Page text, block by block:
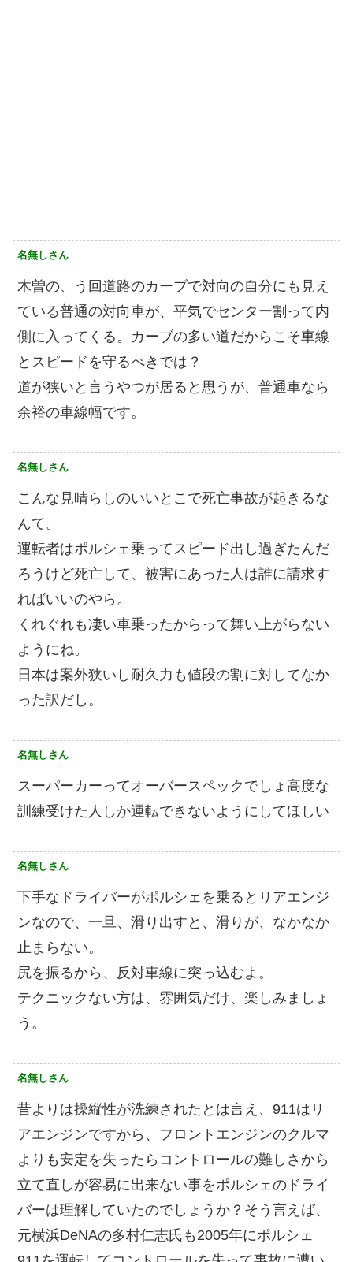
名無しさん
木曽の、う回道路のカーブで対向の自分にも見え
ている普通の対向車が、平気でセンター割って内
側に入ってくる。カーブの多い道だからこそ車線
とスピードを守るべきでは？
道が狭いと言うやつが居ると思うが、普通車なら
余裕の車線幅です。
名無しさん
こんな見晴らしのいいとこで死亡事故が起きるな
んて。
運転者はポルシェ乗ってスピード出し過ぎたんだ
ろうけど死亡して、被害にあった人は誰に請求す
ればいいのやら。
くれぐれも凄い車乗ったからって舞い上がらない
ようにね。
日本は案外狭いし耐久力も値段の割に対してなか
った訳だし。
名無しさん
スーパーカーってオーバースペックでしょ高度な
訓練受けた人しか運転できないようにしてほしい
名無しさん
下手なドライバーがポルシェを乗るとリアエンジ
ンなので、一旦、滑り出すと、滑りが、なかなか
止まらない。
尻を振るから、反対車線に突っ込むよ。
テクニックない方は、雰囲気だけ、楽しみましょ
う。
名無しさん
昔よりは操縦性が洗練されたとは言え、911はリ
アエンジンですから、フロントエンジンのクルマ
よりも安定を失ったらコントロールの難しさから
立て直しが容易に出来ない事をポルシェのドライ
バーは理解していたのでしょうか？そう言えば、
元横浜DeNAの多村仁志氏も2005年にポルシェ